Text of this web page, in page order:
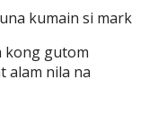
kumain si mark
kong gutom
alam nila na